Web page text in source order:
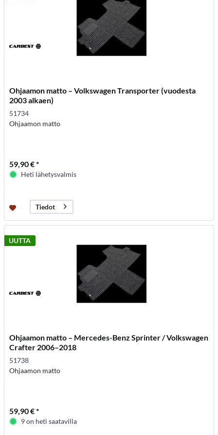
Ohjaamon matto – Volkswagen Transporter (vuodesta
2003 alkaen)
51734
Ohjaamon matto
59,90 € *
Heti lähetysvalmis
Tiedot
UUTTA
Ohjaamon matto – Mercedes-Benz Sprinter / Volkswagen
Crafter 2006–2018
51738
Ohjaamon matto
59,90 € *
9 on heti saatavilla